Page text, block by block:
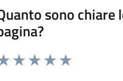
sono